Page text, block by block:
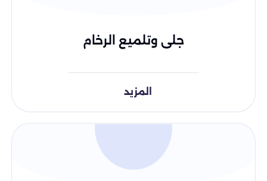
جلى وتلميع الرخام
المزيد